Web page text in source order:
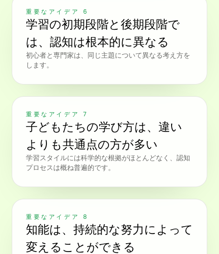
重要なアイデア 6
学習の初期段階と後期段階で
は、認知は根本的に異なる
初心者と専門家は、同じ主題について異なる考え方を
します。
重要なアイデア 7
子どもたちの学び方は、違い
よりも共通点の方が多い
学習スタイルには科学的な根拠がほとんどなく、認知
プロセスは概ね普遍的です。
重要なアイデア 8
知能は、持続的な努力によって
変えることができる